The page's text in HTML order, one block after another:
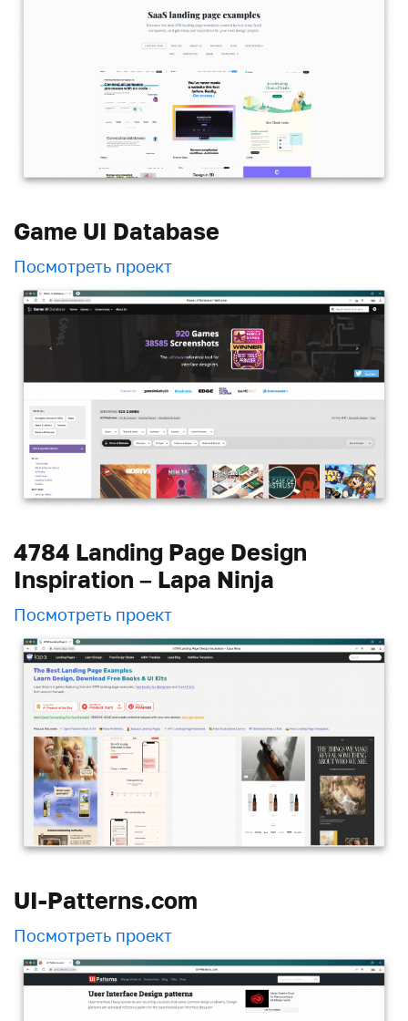
Game UI Database
Посмотреть проект
4784 Landing Page Design
Inspiration – Lapa Ninja
Посмотреть проект
UI-Patterns.com
Посмотреть проект